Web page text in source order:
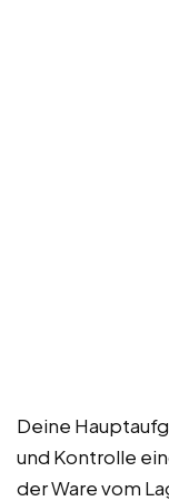
Deine
und Kontrolle
der Ware vom